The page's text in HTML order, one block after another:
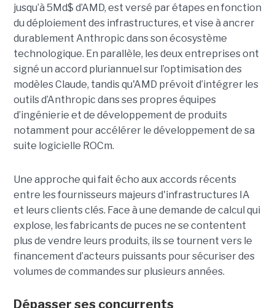
jusqu’à 5Md$ d’AMD, est versé par étapes en fonction
du déploiement des infrastructures, et vise à ancrer
durablement Anthropic dans son écosystème
technologique. En parallèle, les deux entreprises ont
signé un accord pluriannuel sur l’optimisation des
modèles Claude, tandis qu'AMD prévoit d’intégrer les
outils d’Anthropic dans ses propres équipes
d’ingénierie et de développement de produits
notamment pour accélérer le développement de sa
suite logicielle ROCm.
Une approche qui fait écho aux accords récents
entre les fournisseurs majeurs d'infrastructures IA
et leurs clients clés. Face à une demande de calcul qui
explose, les fabricants de puces ne se contentent
plus de vendre leurs produits, ils se tournent vers le
financement d’acteurs puissants pour sécuriser des
volumes de commandes sur plusieurs années.
Dépasser ses concurrents